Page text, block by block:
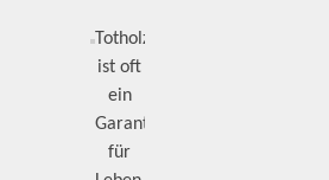
Totholz
ist oft
ein
Garant
für